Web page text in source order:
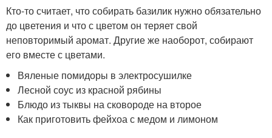
Кто-то считает, что собирать базилик нужно обязательно
до цветения и что с цветом он теряет свой
неповторимый аромат. Другие же наоборот, собирают
его вместе с цветами.
Вяленые помидоры в электросушилке
Лесной соус из красной рябины
Блюдо из тыквы на сковороде на второе
Как приготовить фейхоа с медом и лимоном